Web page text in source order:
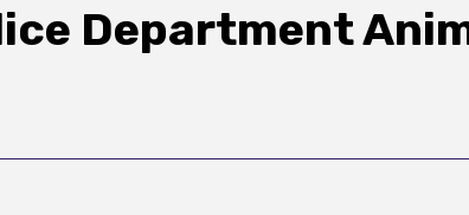
Department